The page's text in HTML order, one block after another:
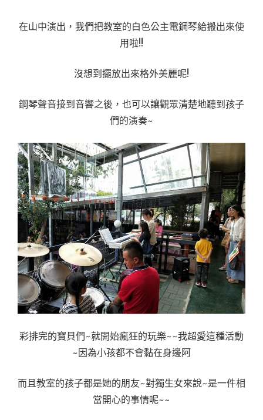
在山中演出，我們把教室的白色公主電鋼琴給搬出來使
用啦!!
沒想到擺放出來格外美麗呢!
鋼琴聲音接到音響之後，也可以讓觀眾清楚地聽到孩子
們的演奏~
彩排完的寶貝們~就開始瘋狂的玩樂~~我超愛這種活動
~因為小孩都不會黏在身邊阿
而且教室的孩子都是她的朋友~對獨生女來說~是一件相
當開心的事情呢~~